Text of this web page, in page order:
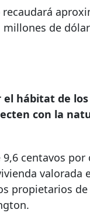
de
hábitat de los
con la
centavos por
valorada
propietarios